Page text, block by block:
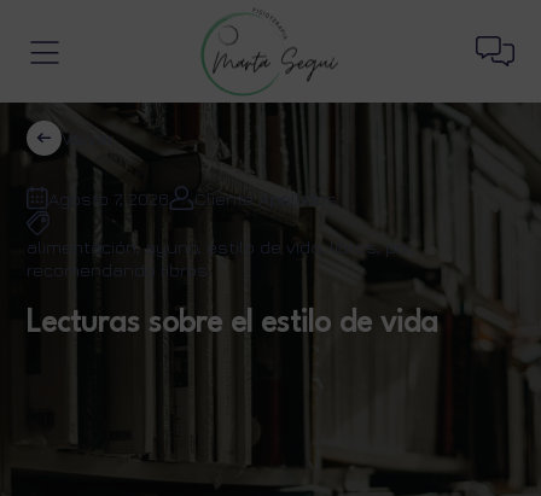
Volver
Agosto 7, 2026 Cliente Apellidos
alimentación, ayuno, estilo de vida ,libros pni
recomendando libros
Lecturas sobre el estilo de vida